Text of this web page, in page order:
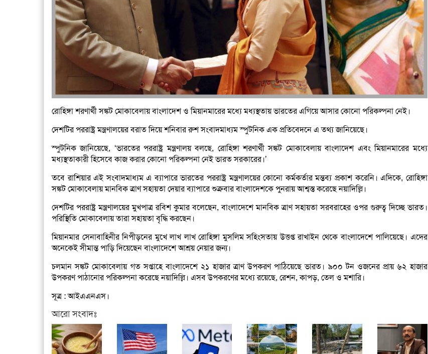
রোহিঙ্গা শরণার্থী সঙ্কট মোকাবেলায় বাংলাদেশ ও মিয়ানমারের মধ্যে মধ্যস্থতায় ভারতের এগিয়ে আসার কোনো পরিকল্পনা নেই।
দেশটির পররাষ্ট্র মন্ত্রণালয়ের বরাত দিয়ে শনিবার রুশ সংবাদমাধ্যম স্পুটনিক এক প্রতিবেদনে এ তথ্য জানিয়েছে।
স্পুটনিক জানিয়েছে, ‘ভারতের পররাষ্ট্র মন্ত্রণালয় বলছে, রোহিঙ্গা শরণার্থী সঙ্কট মোকাবেলায় বাংলাদেশ এবং মিয়ানমারের মধ্যে
মধ্যস্থতাকারী হিসেবে কাজ করার কোনো পরিকল্পনা নেই ভারত সরকারের।’
তবে রাশিয়ার এই সংবাদমাধ্যম এ ব্যাপারে ভারতের পররাষ্ট্র মন্ত্রণালয়ের কোনো কর্মকর্তার মন্তব্য প্রকাশ করেনি। এদিকে, রোহিঙ্গা
সঙ্কট মোকাবেলায় মানবিক ত্রাণ সহায়তা দেয়ার ব্যাপারে শুক্রবার বাংলাদেশকে পুনরায় আশ্বস্ত করেছে নয়াদিল্লি।
দেশটির পররাষ্ট্র মন্ত্রণালয়ের মুখপাত্র রবিশ কুমার বলেছেন, বাংলাদেশে মানবিক ত্রাণ সহায়তা সরবরাহের ওপর গুরুত্ব দিচ্ছে ভারত।
পরিস্থিতি মোকাবেলায় তারা সহায়তা বৃদ্ধি করছেন।
মিয়ানমার সেনাবাহিনীর নিপীড়নের মুখে লাখ লাখ রোহিঙ্গা মুসলিম সহিংসতায় উত্তপ্ত রাখাইন থেকে বাংলাদেশে পালিয়েছে। এদের
অনেকেই সীমান্ত পাড়ি দিয়েছেন বাংলাদেশে আশ্রয় নেয়ার জন্য।
চলমান সঙ্কট মোকাবেলায় গত সপ্তাহে বাংলাদেশে ২১ হাজার ত্রাণ উপকরণ পাঠিয়েছে ভারত। ৯০০ টন ওজনের প্রায় ৬২ হাজার
উপকরণ পাঠানোর পরিকল্পনা করেছে নয়াদিল্লি। এসব উপকরণের মধ্যে রয়েছে, রেশন, কাপড়, তেল ও মশারি।
সূত্র : আইএএনএস।
আরো সংবাদঃ